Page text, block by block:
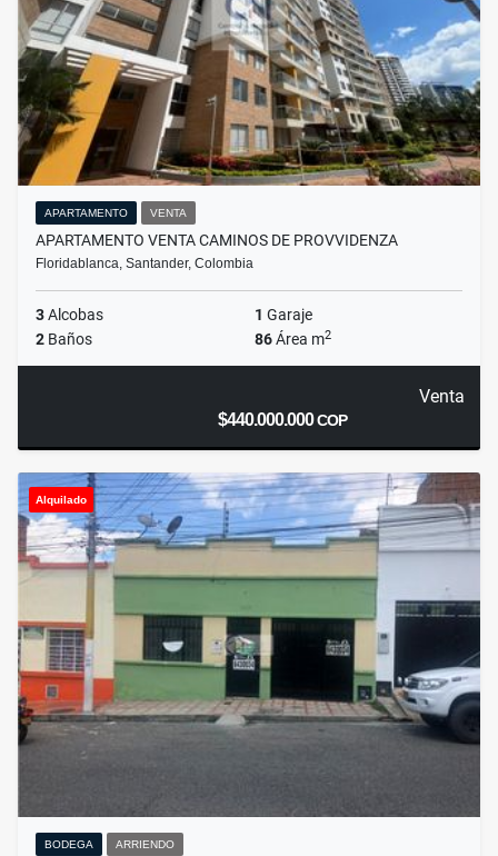
APARTAMENTO VENTA
APARTAMENTO VENTA CAMINOS DE PROVVIDENZA
Floridablanca, Santander, Colombia
3Alcobas 1 Garaje
2 Baños 86Área m2
Venta
$440.000.000COP
Alquilado
BODEGA ARRIENDO